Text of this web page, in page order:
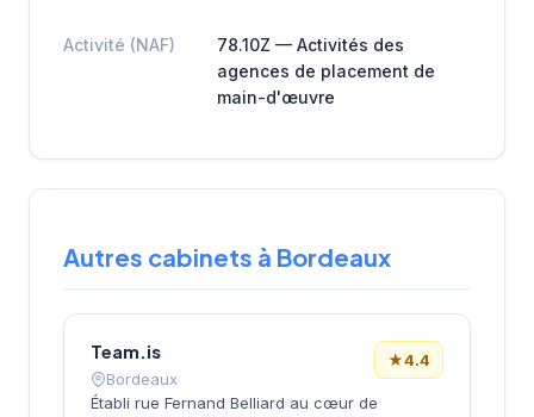
Activité (NAF)
78.10Z — Activités des
agences de placement de
main-d'œuvre
Autres cabinets à Bordeaux
Team.is
Bordeaux
★4.4
Établi rue Fernand Belliard au cœur de